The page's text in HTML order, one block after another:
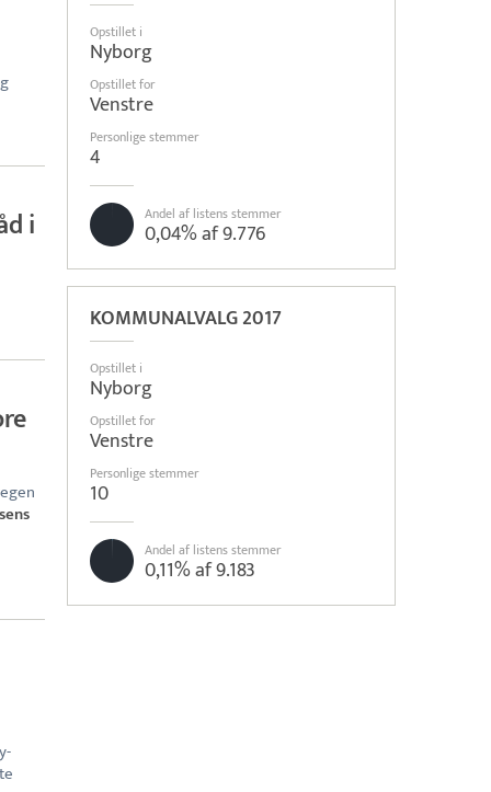
Opstillet i
Nyborg
Opstillet for
Venstre
Personlige stemmer
4
Andel af listens stemmer
0,04% af 9.776
KOMMUNALVALG 2017
Opstillet i
Nyborg
Opstillet for
Venstre
Personlige stemmer
10
Andel af listens stemmer
0,11% af 9.183
i